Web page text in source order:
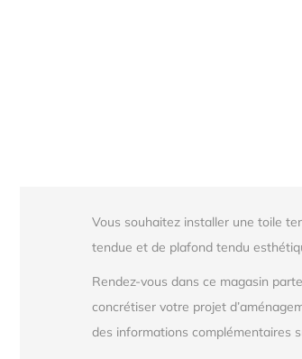
Vous souhaitez installer une toile
tendue et de plafond tendu
Rendez-vous dans ce magasin
concrétiser votre projet
des informations complémentaires